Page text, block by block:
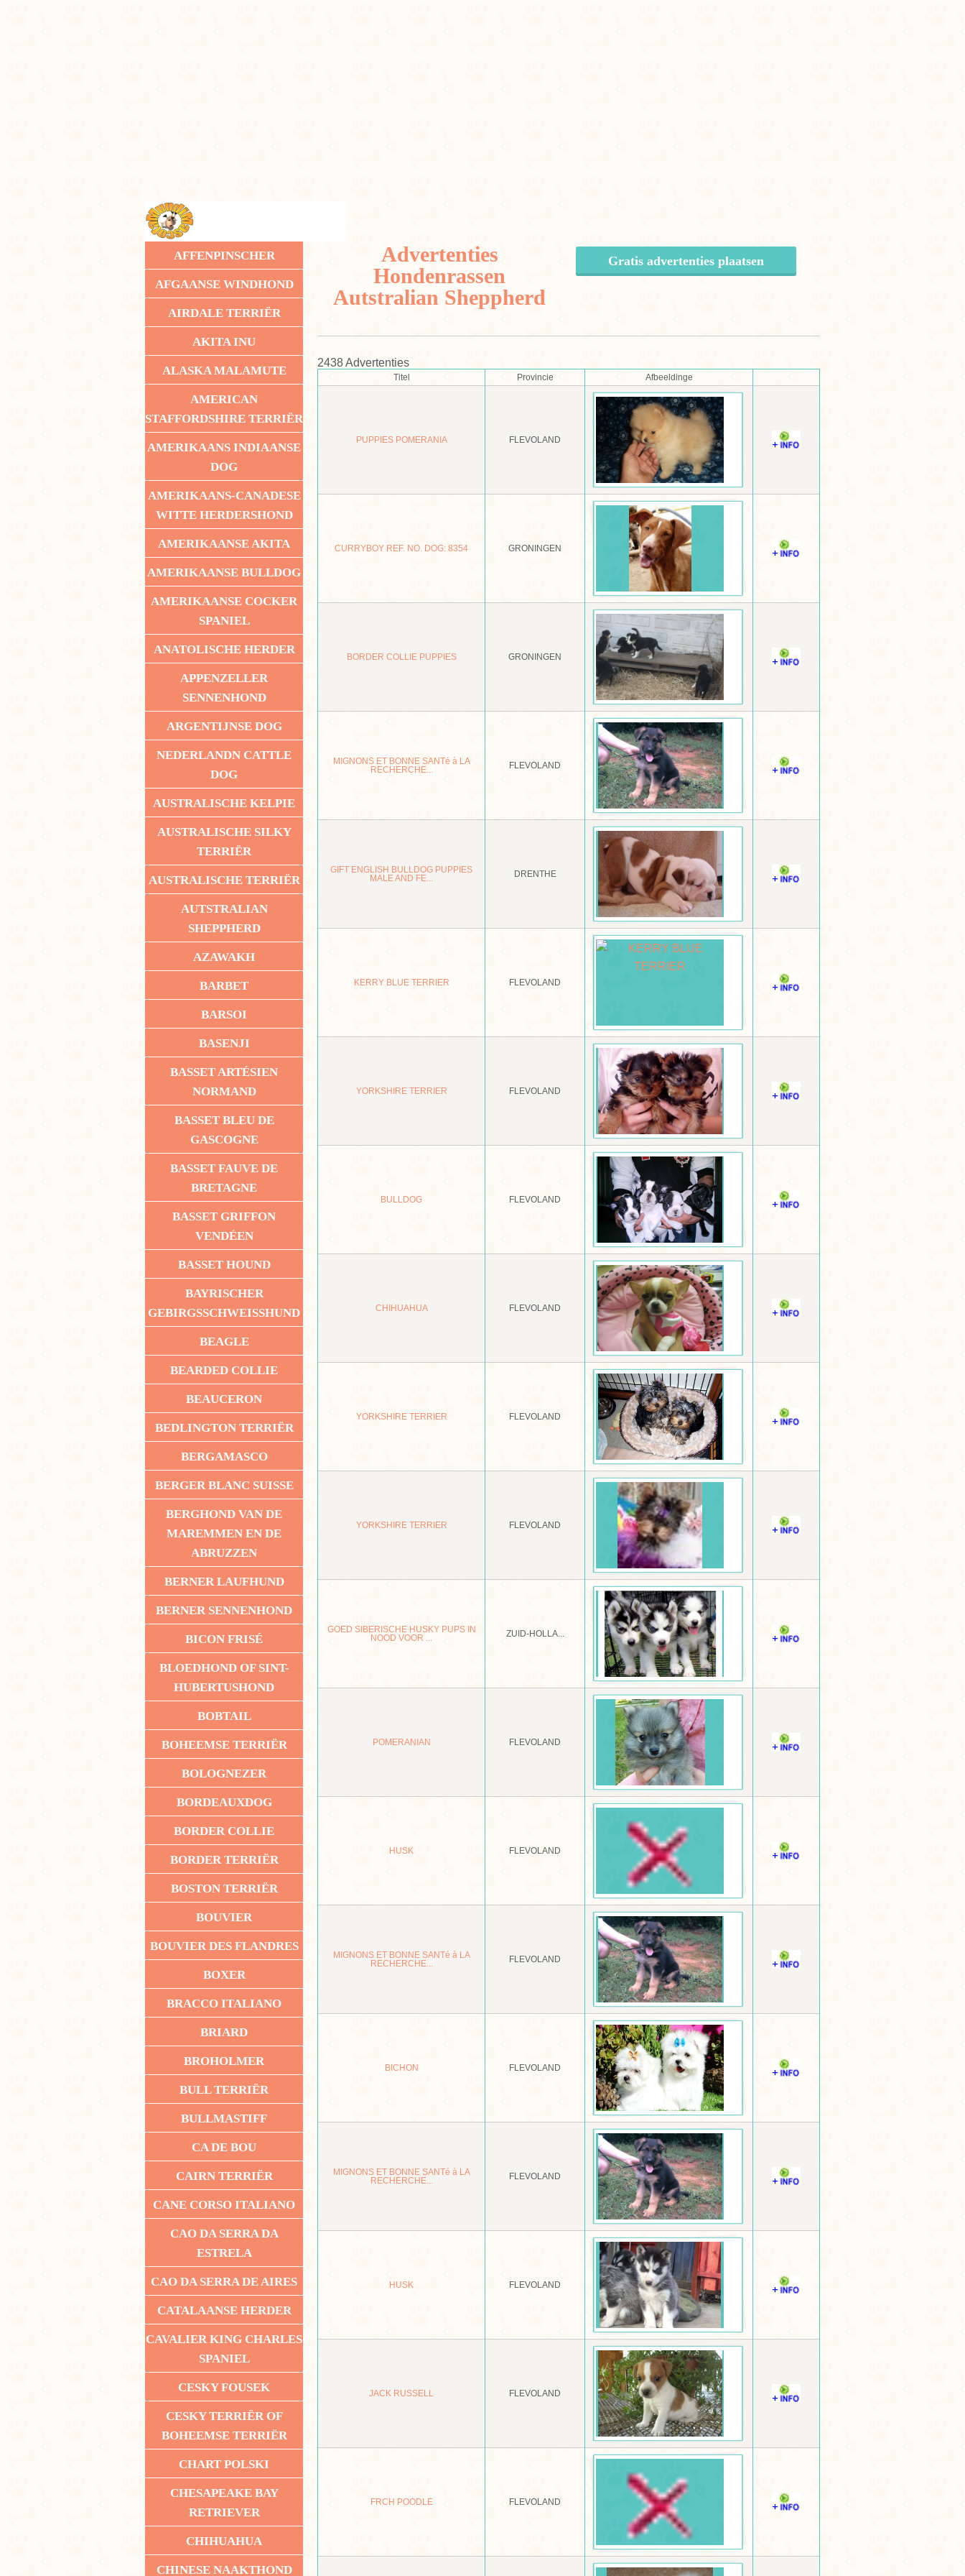
AFFENPINSCHER
AFGAANSE WINDHOND
AIRDALE TERRIËR
AKITA INU
ALASKA MALAMUTE
AMERICAN
STAFFORDSHIRE TERRIËR
AMERIKAANS INDIAANSE
DOG
AMERIKAANS-CANADESE
WITTE HERDERSHOND
AMERIKAANSE AKITA
AMERIKAANSE BULLDOG
AMERIKAANSE COCKER
SPANIEL
ANATOLISCHE HERDER
APPENZELLER
SENNENHOND
ARGENTIJNSE DOG
NEDERLANDN CATTLE
DOG
AUSTRALISCHE KELPIE
AUSTRALISCHE SILKY
TERRIËR
AUSTRALISCHE TERRIËR
AUTSTRALIAN
SHEPPHERD
AZAWAKH
BARBET
BARSOI
BASENJI
BASSET ARTÉSIEN
NORMAND
BASSET BLEU DE
GASCOGNE
BASSET FAUVE DE
BRETAGNE
BASSET GRIFFON
VENDÉEN
BASSET HOUND
BAYRISCHER
GEBIRGSSCHWEISSHUND
BEAGLE
BEARDED COLLIE
BEAUCERON
BEDLINGTON TERRIËR
BERGAMASCO
BERGER BLANC SUISSE
BERGHOND VAN DE
MAREMMEN EN DE
ABRUZZEN
BERNER LAUFHUND
BERNER SENNENHOND
BICON FRISÉ
BLOEDHOND OF SINT-
HUBERTUSHOND
BOBTAIL
BOHEEMSE TERRIËR
BOLOGNEZER
BORDEAUXDOG
BORDER COLLIE
BORDER TERRIËR
BOSTON TERRIËR
BOUVIER
BOUVIER DES FLANDRES
BOXER
BRACCO ITALIANO
BRIARD
BROHOLMER
BULL TERRIËR
BULLMASTIFF
CA DE BOU
CAIRN TERRIËR
CANE CORSO ITALIANO
CAO DA SERRA DA
ESTRELA
CAO DA SERRA DE AIRES
CATALAANSE HERDER
CAVALIER KING CHARLES
SPANIEL
CESKY FOUSEK
CESKY TERRIËR OF
BOHEEMSE TERRIËR
CHART POLSKI
CHESAPEAKE BAY
RETRIEVER
CHIHUAHUA
CHINESE NAAKTHOND
Advertenties
Hondenrassen
Autstralian Sheppherd
Gratis advertenties plaatsen
2438 Advertenties
Titel Provincie Afbeeldinge
PUPPIES POMERANIA FLEVOLAND
CURRYBOY REF. NO. DOG: 8354 GRONINGEN
BORDER COLLIE PUPPIES GRONINGEN
MIGNONS ET BONNE SANTé à LA
RECHERCHE...
FLEVOLAND
GIFT ENGLISH BULLDOG PUPPIES
MALE AND FE...
DRENTHE
KERRY BLUE TERRIER FLEVOLAND
YORKSHIRE TERRIER FLEVOLAND
BULLDOG FLEVOLAND
CHIHUAHUA FLEVOLAND
YORKSHIRE TERRIER FLEVOLAND
YORKSHIRE TERRIER FLEVOLAND
GOED SIBERISCHE HUSKY PUPS IN
NOOD VOOR ...
ZUID-HOLLA...
POMERANIAN FLEVOLAND
HUSK FLEVOLAND
MIGNONS ET BONNE SANTé à LA
RECHERCHE...
FLEVOLAND
BICHON FLEVOLAND
MIGNONS ET BONNE SANTé à LA
RECHERCHE...
FLEVOLAND
HUSK FLEVOLAND
JACK RUSSELL FLEVOLAND
FRCH POODLE FLEVOLAND